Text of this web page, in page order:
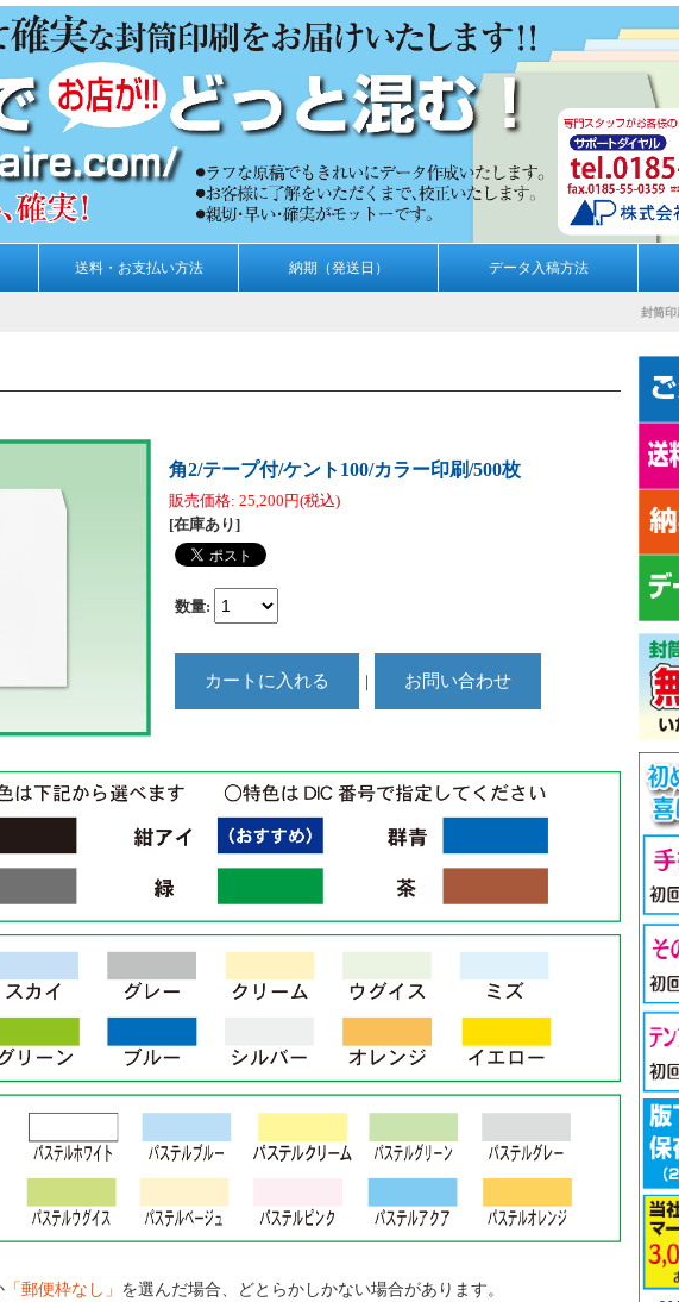
送料・お支払い方法 納期（発送日） データ入稿方法
封筒印
角2/テープ付/ケント100/カラー印刷/500枚
販売価格: 25,200円(税込)
[在庫あり]
数量:
｜
「郵便枠なし」 を選んだ場合、どとらかしかない場合があります。